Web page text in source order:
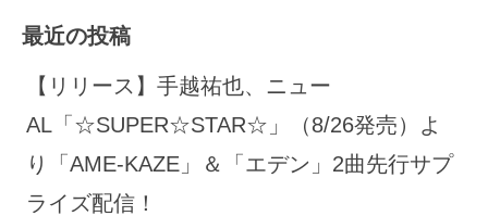
最近の投稿
【リリース】手越祐也、ニュー
AL「☆SUPER☆STAR☆」（8/26発売）よ
り「AME-KAZE」＆「エデン」2曲先行サプ
ライズ配信！